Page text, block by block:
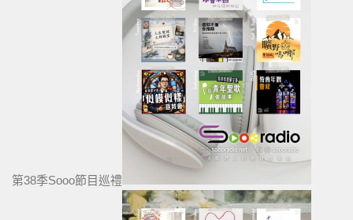
第38季Sooo節目巡禮